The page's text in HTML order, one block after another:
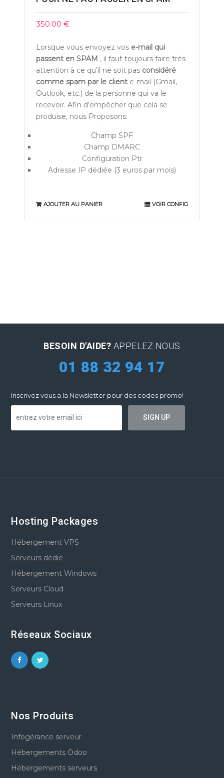
350.00 €
Lorsque vous envoyez vos e-mail qui
passent en SPAM , il faut toujours faire très
attention à ce qu’il ne soit pas considéré
comme spam par le cliente-mail (Gmail,
Outlook, etc.) de la personne qui va le
recevoir. Afin d’empêcher que cela se
produise, nous Proposons:
Champ SPF
Champ DMARC
Configuration Ptr
Adresse IP dédiée (3 euros par mois)
AJOUTER AU PANIER VOIR CONFIG
BESOIN D'AIDE? APPELEZ NOUS
01 88 32 94 17
Inscrivez vous a la Newsletter pour des codes promo!
Hosting Packages
Hébergement VPS
Serveurs dedie
Hébergement Windows
Serveurs Cloud
Serveurs Linux
Réseaux Sociaux
Nos Produits
Infogérance serveur
Hébergements Odoo
Hébergements serveurs